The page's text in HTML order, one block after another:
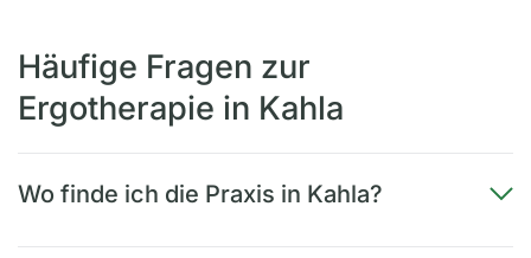
Häufige Fragen zur
Ergotherapie in Kahla
Wo finde ich die Praxis in Kahla?